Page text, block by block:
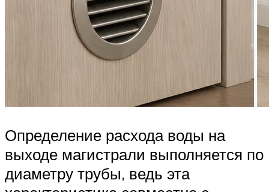
Определение расхода воды на
выходе магистрали выполняется по
диаметру трубы, ведь эта